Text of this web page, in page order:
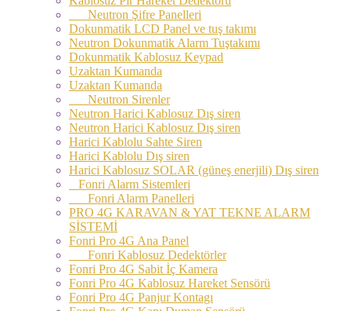
Neutron Şifre Panelleri
Dokunmatik LCD Panel ve tuş takımı
Neutron Dokunmatik Alarm Tuştakımı
Dokunmatik Kablosuz Keypad
Uzaktan Kumanda
Uzaktan Kumanda
Neutron Sirenler
Neutron Harici Kablosuz Dış siren
Neutron Harici Kablosuz Dış siren
Harici Kablolu Sahte Siren
Harici Kablolu Dış siren
Harici Kablosuz SOLAR (güneş enerjili) Dış siren
Fonri Alarm Sistemleri
Fonri Alarm Panelleri
PRO 4G KARAVAN & YAT TEKNE ALARM
SİSTEMİ
Fonri Pro 4G Ana Panel
Fonri Kablosuz Dedektörler
Fonri Pro 4G Sabit İç Kamera
Fonri Pro 4G Kablosuz Hareket Sensörü
Fonri Pro 4G Panjur Kontagı